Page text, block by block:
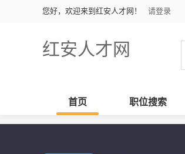
您好，欢迎来到红安人才网！ 请登录
红安人才网
首页 职位搜索